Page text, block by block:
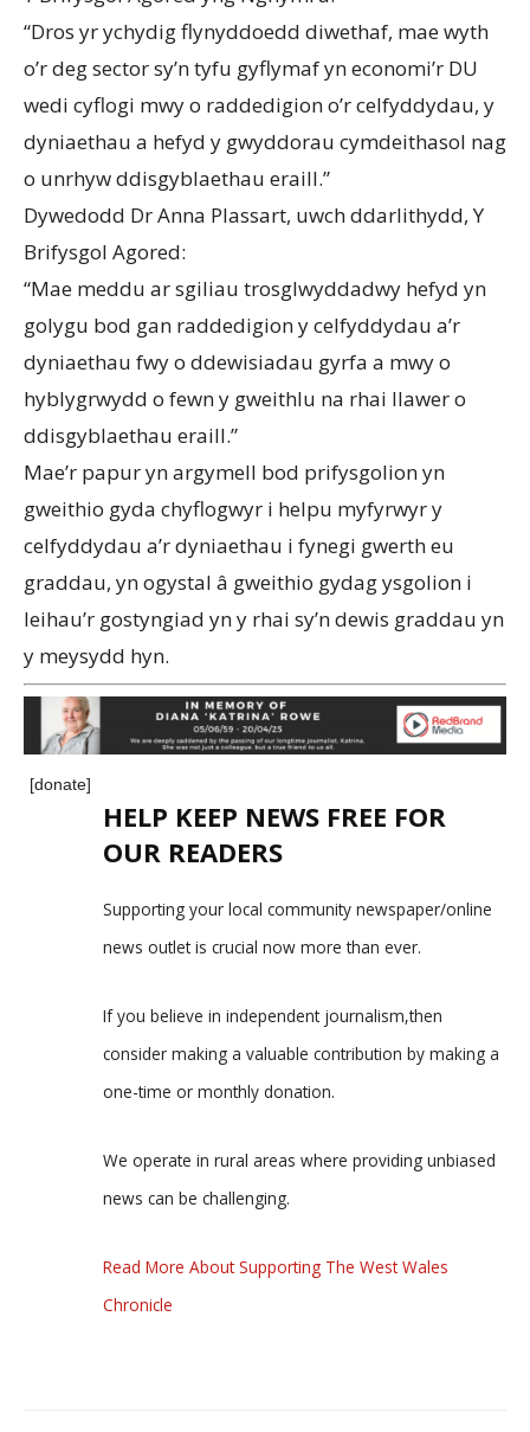
“Dros yr ychydig flynyddoedd diwethaf, mae wyth
o’r deg sector sy’n tyfu gyflymaf yn economi’r DU
wedi cyflogi mwy o raddedigion o’r celfyddydau, y
dyniaethau a hefyd y gwyddorau cymdeithasol nag
o unrhyw ddisgyblaethau eraill.”
Dywedodd Dr Anna Plassart, uwch ddarlithydd, Y
Brifysgol Agored:
“Mae meddu ar sgiliau trosglwyddadwy hefyd yn
golygu bod gan raddedigion y celfyddydau a’r
dyniaethau fwy o ddewisiadau gyrfa a mwy o
hyblygrwydd o fewn y gweithlu na rhai llawer o
ddisgyblaethau eraill.”
Mae’r papur yn argymell bod prifysgolion yn
gweithio gyda chyflogwyr i helpu myfyrwyr y
celfyddydau a’r dyniaethau i fynegi gwerth eu
graddau, yn ogystal â gweithio gydag ysgolion i
leihau’r gostyngiad yn y rhai sy’n dewis graddau yn
y meysydd hyn.
[donate]
HELP KEEP NEWS FREE FOR
OUR READERS
Supporting your local community newspaper/online
news outlet is crucial now more than ever.
If you believe in independent journalism,then
consider making a valuable contribution by making a
one-time or monthly donation.
We operate in rural areas where providing unbiased
news can be challenging.
Read More About Supporting The West Wales
Chronicle